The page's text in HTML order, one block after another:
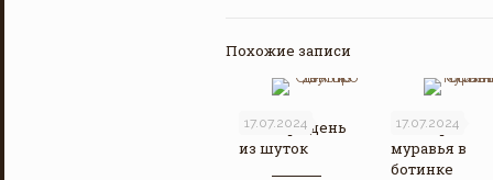
Похожие записи
17.07.2024
Стих про день
из шуток
17.07.2024
Стих про
муравья в
ботинке